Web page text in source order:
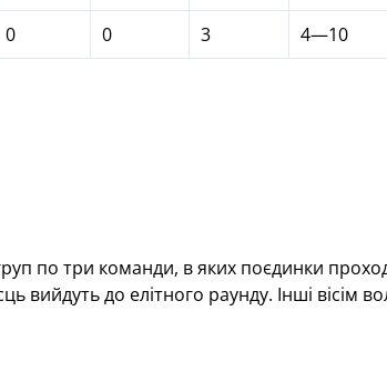
0 0 3 4—10
по три команди, в яких поєдинки
вийдуть до елітного раунду. Інші вісім